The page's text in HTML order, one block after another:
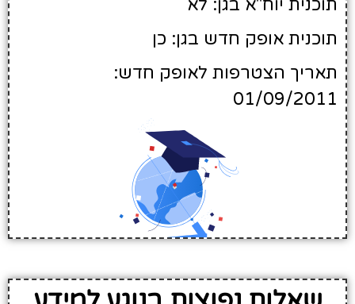
תוכנית יוח"א בגן: לא
תוכנית אופק חדש בגן: כן
תאריך הצטרפות לאופק חדש:
01/09/2011